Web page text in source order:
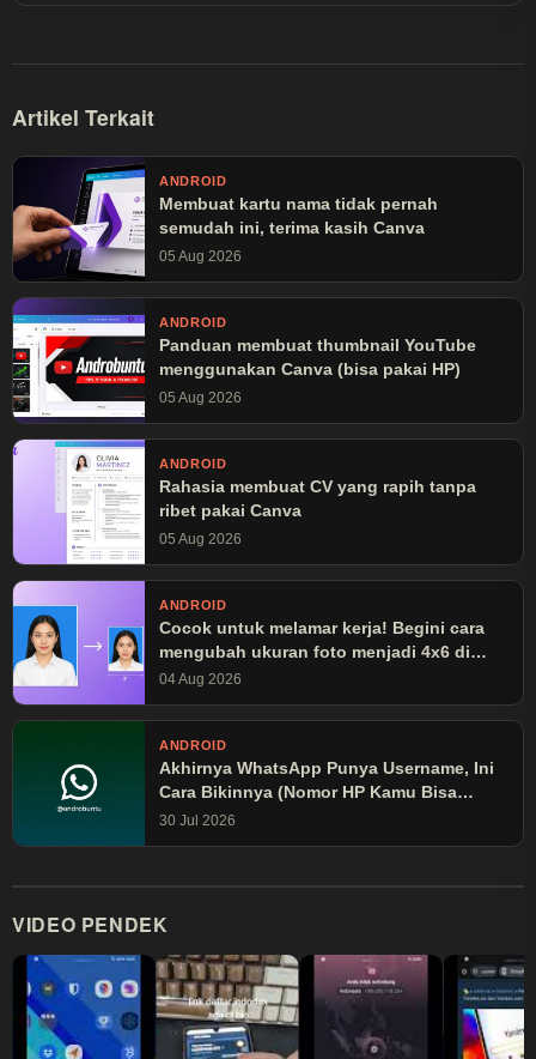
Artikel Terkait
ANDROID
Membuat kartu nama tidak pernah
semudah ini, terima kasih Canva
05 Aug 2026
ANDROID
Panduan membuat thumbnail YouTube
menggunakan Canva (bisa pakai HP)
05 Aug 2026
ANDROID
Rahasia membuat CV yang rapih tanpa
ribet pakai Canva
05 Aug 2026
ANDROID
Cocok untuk melamar kerja! Begini cara
mengubah ukuran foto menjadi 4x6 di
Canva
04 Aug 2026
ANDROID
Akhirnya WhatsApp Punya Username, Ini
Cara Bikinnya (Nomor HP Kamu Bisa
Disembunyikan!)
30 Jul 2026
VIDEO PENDEK